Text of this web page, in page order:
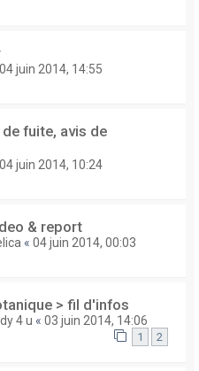
04 juin 2014, 14:55
fuite, avis de
04 juin 2014, 10:24
& report
« 04 juin 2014, 00:03
> fil d'infos
4 u « 03 juin 2014, 14:06
1 2